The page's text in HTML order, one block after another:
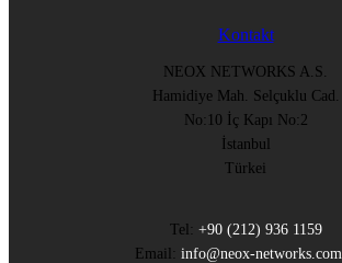
Kontakt
NEOX NETWORKS A.S.
Hamidiye Mah. Selçuklu Cad.
No:10 İç Kapı No:2
İstanbul
Türkei
Tel: +90 (212) 936 1159
Email: info@neox-